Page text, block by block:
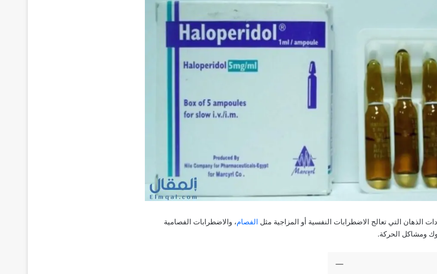
الذهان التي تعالج الاضطرابات النفسية أو المزاجية مثل الفصام، والاضطرابات الفصامية
ومشاكل الحركة.